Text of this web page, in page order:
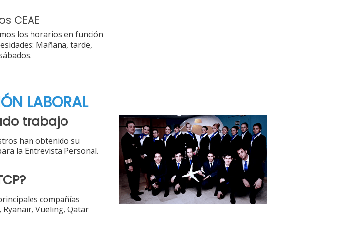
CEAE
los horarios en función
Mañana, tarde,
LABORAL
trabajo
han obtenido su
la Entrevista Personal.
compañías
Ryanair, Vueling, Qatar